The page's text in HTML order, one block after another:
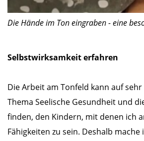
Die Hände im Ton eingraben - eine
Selbstwirksamkeit erfahren
Die Arbeit am Tonfeld kann auf
Thema Seelische Gesundheit und
finden, den Kindern, mit denen ich
Fähigkeiten zu sein. Deshalb